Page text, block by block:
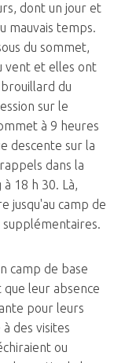
dont un jour et
mauvais temps.
du sommet,
vent et elles ont
brouillard du
sur le
à 9 heures
descente sur la
dans la
18 h 30. Là,
jusqu'au camp de
supplémentaires.
camp de base
leur absence
pour leurs
des visites
ou